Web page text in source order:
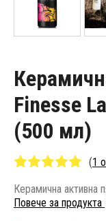
Finesse
(500 мл)
(1
Керамична активна
Повече за продукта